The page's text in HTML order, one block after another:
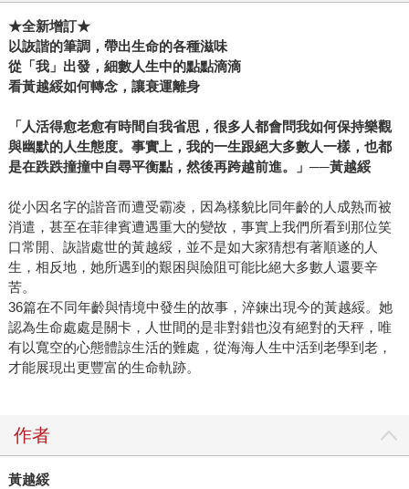
★全新增訂★
以詼諧的筆調，帶出生命的各種滋味
從「我」出發，細數人生中的點點滴滴
看黃越綏如何轉念，讓衰運離身
「人活得愈老愈有時間自我省思，很多人都會問我如何保持樂觀
與幽默的人生態度。事實上，我的一生跟絕大多數人一樣，也都
是在跌跌撞撞中自尋平衡點，然後再跨越前進。」──黃越綏
從小因名字的諧音而遭受霸凌，因為樣貌比同年齡的人成熟而被
消遣，甚至在菲律賓遭遇重大的變故，事實上我們所看到那位笑
口常開、詼諧處世的黃越綏，並不是如大家猜想有著順遂的人
生，相反地，她所遇到的艱困與險阻可能比絕大多數人還要辛
苦。
36篇在不同年齡與情境中發生的故事，淬鍊出現今的黃越綏。她
認為生命處處是關卡，人世間的是非對錯也沒有絕對的天秤，唯
有以寬空的心態體諒生活的難處，從海海人生中活到老學到老，
才能展現出更豐富的生命軌跡。
作者
黃越綏